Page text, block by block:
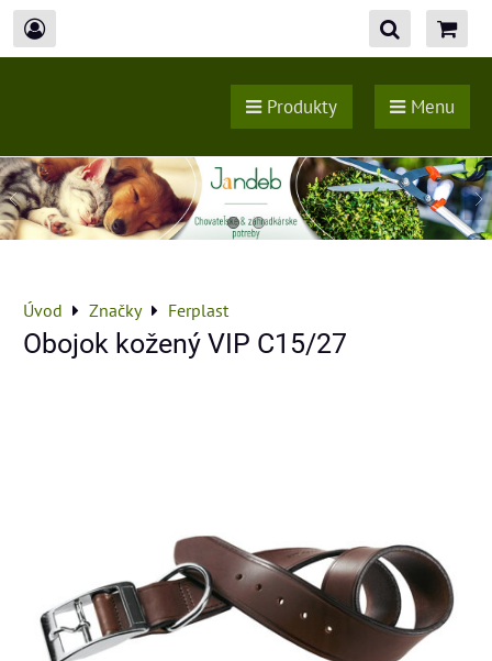
Produkty Menu
Úvod Značky Ferplast
Obojok kožený VIP C15/27